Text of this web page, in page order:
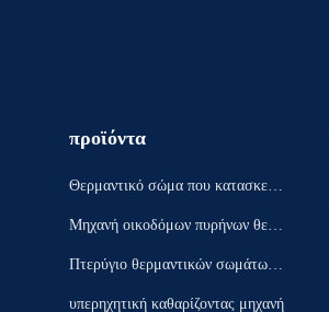
προϊόντα
Θερμαντικό σώμα που κατασκευά
Μηχανή οικοδόμων πυρήνων θερμ
Πτερύγιο θερμαντικών σωμάτων
υπερηχητική καθαρίζοντας μηχανή